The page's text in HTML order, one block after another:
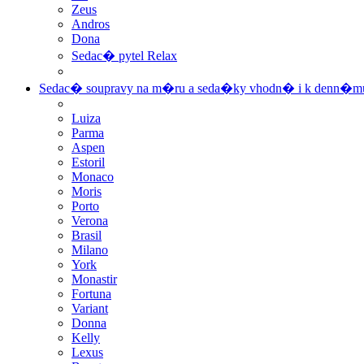
Zeus
Andros
Dona
Sedac� pytel Relax
Sedac� soupravy na m�ru a seda�ky vhodn� i k
Luiza
Parma
Aspen
Estoril
Monaco
Moris
Porto
Verona
Brasil
Milano
York
Monastir
Fortuna
Variant
Donna
Kelly
Lexus